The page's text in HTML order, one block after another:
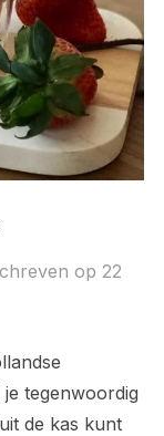
op 22
tegenwoordig
de kas kunt